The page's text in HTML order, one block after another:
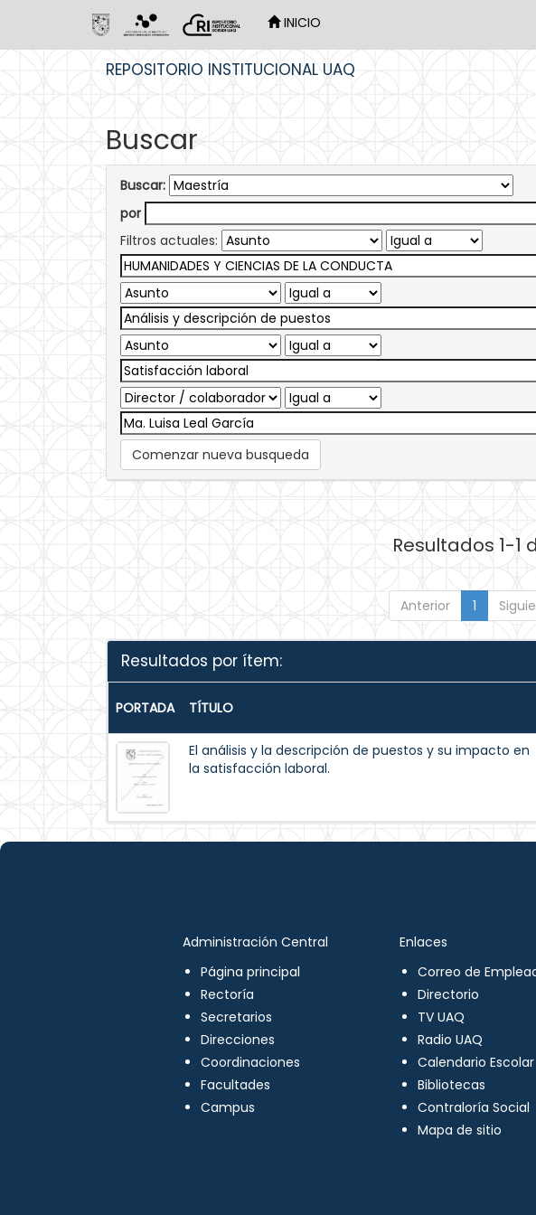
INICIO
REPOSITORIO INSTITUCIONAL UAQ
Buscar
Buscar:
por
Filtros actuales:
Comenzar nueva busqueda
Resultados 1-1
Anterior 1
Resultados por ítem:
PORTADA TÍTULO
El análisis y la descripción de puestos y su impacto en
la satisfacción laboral.
Administración Central
Página principal
Rectoría
Secretarios
Direcciones
Coordinaciones
Facultades
Campus
Enlaces
Correo de
Directorio
TV UAQ
Radio UAQ
Calendario Escolar
Bibliotecas
Contraloría Social
Mapa de sitio